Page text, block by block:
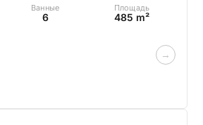
Ванные
6
Площадь
485 m²